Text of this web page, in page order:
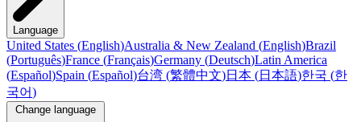
Language
United States (English)Australia & New Zealand (English)Brazil
(Português)France (Français)Germany (Deutsch)Latin America
(Español)Spain (Español)台湾 (繁體中文)日本 (日本語)한국 (한
국어)
Change language